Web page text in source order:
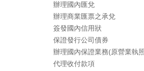
辦理國內匯兌
辦理商業匯票之承兌
簽發國內信用狀
保證發行公司債券
辦理國內保證業務(原營業執
代理收付款項